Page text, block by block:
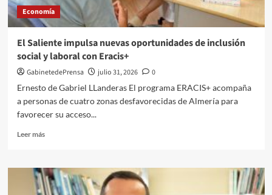
en
12
de
Almería
Economía
El Saliente impulsa nuevas oportunidades de inclusión
social y laboral con Eracis+
GabinetedePrensa julio 31, 2026
0
Ernesto de Gabriel LLanderas El programa ERACIS+ acompaña
a personas de cuatro zonas desfavorecidas de Almería para
favorecer su acceso...
Leer másLeer
El
Saliente
impulsa